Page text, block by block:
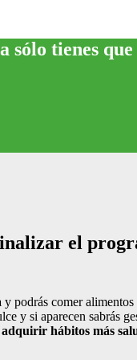
tienes
el
y podrás comer
y si aparecen sabrás
adquirir hábitos más